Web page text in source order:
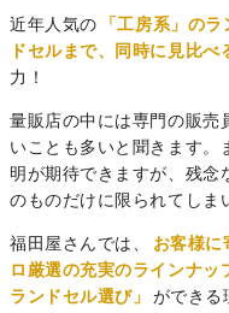
近年人気の
「工房系」の
ドセルまで、同時に見比べ
力！
量販店の中には専門の販売
いことも多いと聞きます。
明が期待できますが、残念
のものだけに限られてしま
福田屋さんでは、
お客様に
ロ厳選の充実のラインナッ
ランドセル選び」
ができる